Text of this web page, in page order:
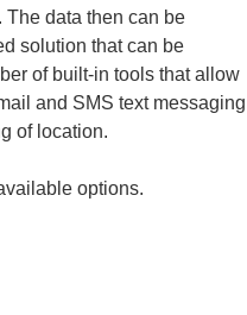
The data then can be
solution that can be
of built-in tools that allow
and SMS text messaging
of location.
options.